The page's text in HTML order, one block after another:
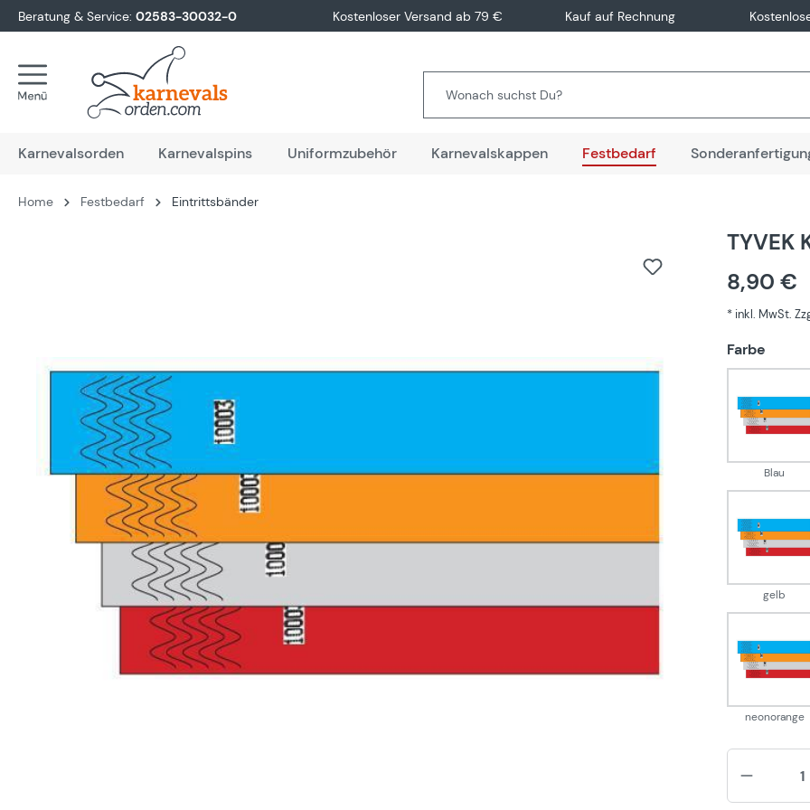
Zur Hauptnavigation springen
Beratung & Service: 02583-30032-0 Kostenloser Versand ab 79 € Kauf auf Rechnung
Karnevalsorden Karnevalspins Uniformzubehör Karnevalskappen Festbedarf
Home Festbedarf Eintrittsbänder
TYVEK
8,90 €
* inkl. MwSt.
Farbe
Blau
Blau
gelb
gelb
neonorange